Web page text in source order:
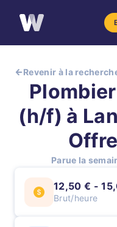
Revenir à la
(h/f) à
Parue la
12,50 € -
Brut/heure